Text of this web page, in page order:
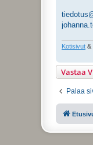
Kotisivut &
Vastaa
Palaa